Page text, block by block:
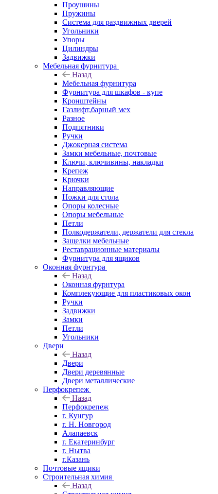
Проушины
Пружины
Система для раздвижных дверей
Угольники
Упоры
Цилиндры
Задвижки
Мебельная фурнитура
Назад
Мебельная фурнитура
Фурнитура для шкафов - купе
Кронштейны
Газлифт,барный мех
Разное
Подпятники
Ручки
Джокерная система
Замки мебельные, почтовые
Ключи, ключивины, накладки
Крепеж
Крючки
Направляющие
Ножки для стола
Опоры колесные
Опоры мебельные
Петли
Полкодержатели, держатели для стекла
Защелки мебельные
Реставрационные материалы
Фурнитура для ящиков
Оконная фурнтура
Назад
Оконная фурнтура
Комплекующие для пластиковых окон
Ручки
Задвижки
Замки
Петли
Угольники
Двери
Назад
Двери
Двери деревянные
Двери металлические
Перфокрепеж
Назад
Перфокрепеж
г. Кунгур
г. Н. Новгород
Алапаевск
г. Екатеринбург
г. Нытва
г.Казань
Почтовые ящики
Строительная химия
Назад